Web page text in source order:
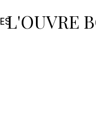
L'OUVRE